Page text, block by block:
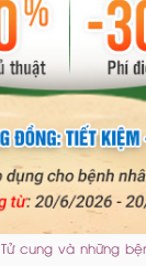
Tử cung và những